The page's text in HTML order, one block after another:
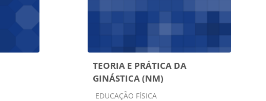
TEORIA E PRÁTICA DA
GINÁSTICA (NM)
Categoria do curso
EDUCAÇÃO FÍSICA